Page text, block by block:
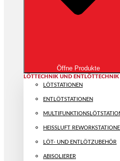
Öffne Produkte
LÖTTECHNIK UND ENTLÖTTECHNIK
LÖTSTATIONEN
ENTLÖTSTATIONEN
HEISSLUFT REWORKSTATIONEN
LÖT- UND ENTLÖTZUBEHÖR
ABISOLIERER